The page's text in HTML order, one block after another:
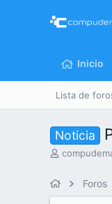
Inicio
Lista de
Noticia
I
Foros